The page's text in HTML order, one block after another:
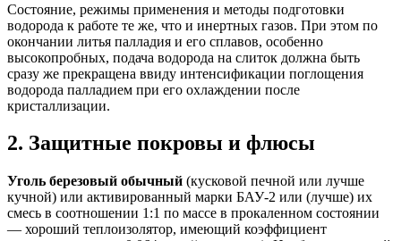
Состояние, режимы применения и методы подготовки
водорода к работе те же, что и инертных газов. При этом по
окончании литья палладия и его сплавов, особенно
высокопробных, подача водорода на слиток должна быть
сразу же прекращена ввиду интенсификации поглощения
водорода палладием при его охлаждении после
кристаллизации.
2. Защитные покровы и флюсы
Уголь березовый обычный (кусковой печной или лучше
кучной) или активированный марки БАУ-2 или (лучше) их
смесь в соотношении 1:1 по массе в прокаленном состоянии
— хороший теплоизолятор, имеющий коэффициент